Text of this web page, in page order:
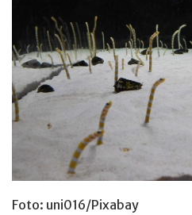
Foto: uni016/Pixabay